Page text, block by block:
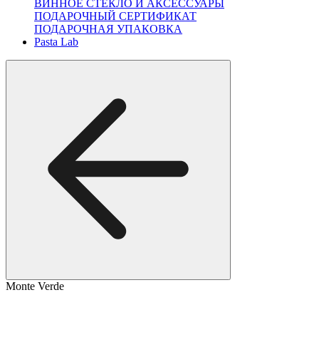
ВИННОЕ СТЕКЛО И АКСЕССУАРЫ
ПОДАРОЧНЫЙ СЕРТИФИКАТ
ПОДАРОЧНАЯ УПАКОВКА
Pasta Lab
Monte Verde